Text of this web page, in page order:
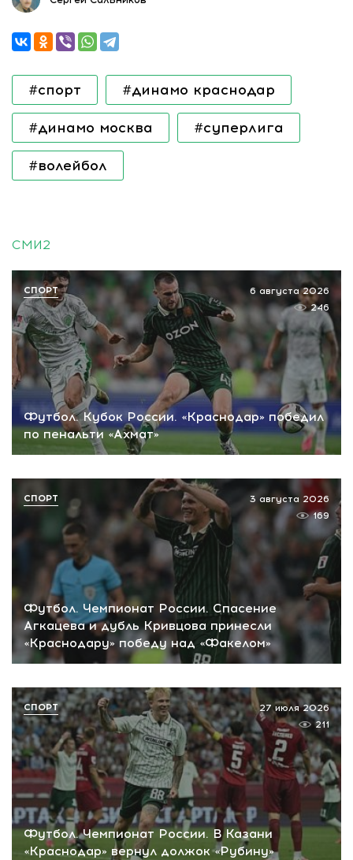
#спорт #динамо краснодар
#динамо москва #суперлига
#волейбол
СМИ2
Футбол. Кубок России. «Краснодар» победил
по пенальти «Ахмат»
6 августа 2026
246
СПОРТ
Футбол. Чемпионат России. Спасение
Агкацева и дубль Кривцова принесли
«Краснодару» победу над «Факелом»
3 августа 2026
169
СПОРТ
Футбол. Чемпионат России. В Казани
«Краснодар» вернул должок «Рубину»
27 июля 2026
211
СПОРТ